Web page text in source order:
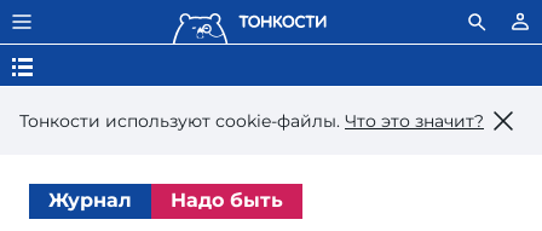
Тонкости используют сookie-файлы. Что это значит?
Журнал Надо быть